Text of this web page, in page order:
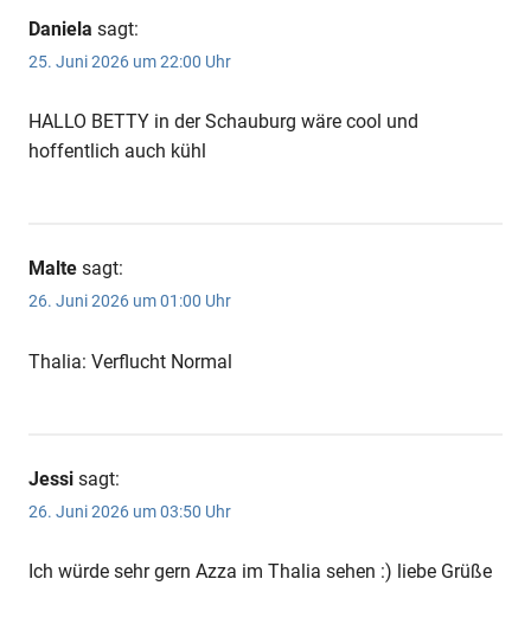
Daniela sagt:
25. Juni 2026 um 22:00 Uhr
HALLO BETTY in der Schauburg wäre cool und
hoffentlich auch kühl
Malte sagt:
26. Juni 2026 um 01:00 Uhr
Thalia: Verflucht Normal
Jessi sagt:
26. Juni 2026 um 03:50 Uhr
Ich würde sehr gern Azza im Thalia sehen :) liebe Grüße